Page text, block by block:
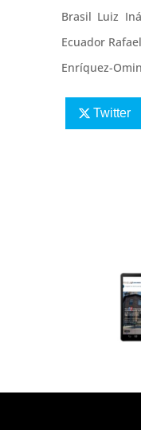
Brasil Luiz
Ecuador
Enríquez-
Twitter